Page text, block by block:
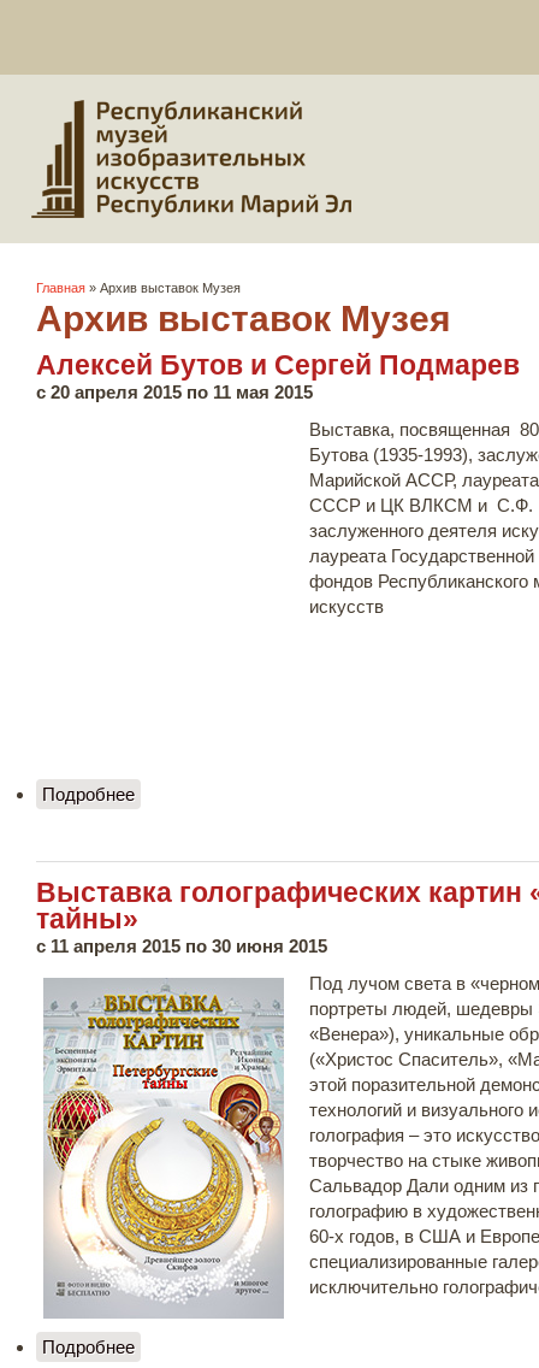
Вы здесь
Главная » Архив выставок Музея
Архив выставок Музея
Алексей Бутов и Сергей Подмарев
с 20 апреля 2015 по 11 мая 2015
Выставка, посвященная
Бутова (1935-1993),
Марийской АССР,
СССР и ЦК ВЛКСМ и С.Ф.
заслуженного деятеля
лауреата
фондов Республиканского
искусств
Подробнее
Выставка голографических картин
тайны»
с 11 апреля 2015 по 30 июня 2015
Под лучом света в
портреты людей,
«Венера»), уникальные
(«Христос Спаситель»,
этой поразительной
технологий и визуального
голография – это
творчество на стыке
Сальвадор Дали одним из
голографию в
60-х годов, в США и
специализированные
исключительно
Подробнее